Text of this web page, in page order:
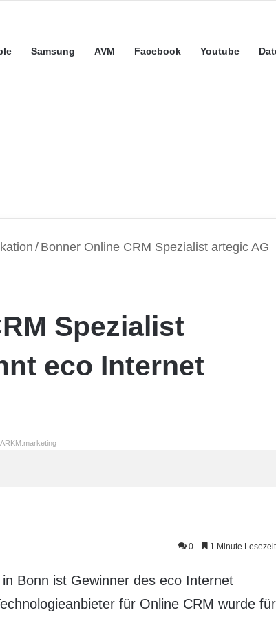
Leute“-Tarife: Marketing-Trick oder echte Vorteile?
Samsung AVM Facebook Youtube
/ Bonner Online CRM Spezialist artegic AG
Spezialist
eco Internet
ARKM.marketing
0 1 Minute Lesezeit
Bonn ist Gewinner des eco Internet
für Online CRM wurde für